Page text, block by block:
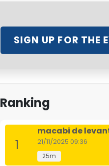
SIGN UP FOR THE
Ranking
1
macabi de
21/11/2025 09:36
25m